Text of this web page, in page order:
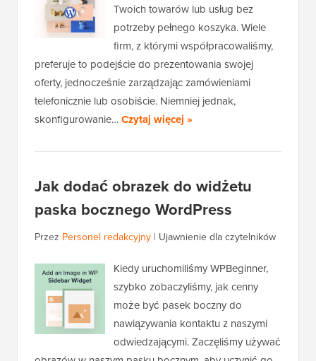
Twoich towarów lub usług bez
potrzeby pełnego koszyka. Wiele
firm, z którymi współpracowaliśmy,
preferuje to podejście do prezentowania swojej
oferty, jednocześnie zarządzając zamówieniami
telefonicznie lub osobiście. Niemniej jednak,
skonfigurowanie…Czytaj więcej »
Jak dodać obrazek do widżetu
paska bocznego WordPress
Przez Personel redakcyjny | Ujawnienie dla czytelników
Kiedy uruchomiliśmy WPBeginner,
szybko zobaczyliśmy, jak cenny
może być pasek boczny do
nawiązywania kontaktu z naszymi
odwiedzającymi. Zaczęliśmy używać